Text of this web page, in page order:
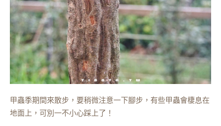
甲蟲季期間來散步，要稍微注意一下腳步，有些甲蟲會棲息在
地面上，可別一不小心踩上了！